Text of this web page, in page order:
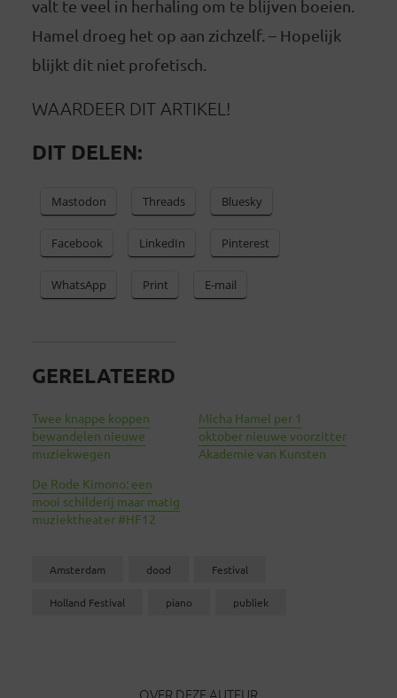
valt te veel in herhaling om te blijven boeien.
Hamel droeg het op aan zichzelf. – Hopelijk
blijkt dit niet profetisch.
WAARDEER DIT ARTIKEL!
DIT DELEN:
Mastodon Threads Bluesky
Facebook LinkedIn Pinterest
WhatsApp Print E-mail
GERELATEERD
Twee knappe koppen
bewandelen nieuwe
muziekwegen
Micha Hamel per 1
oktober nieuwe voorzitter
Akademie van Kunsten
De Rode Kimono: een
mooi schilderij maar matig
muziektheater #HF12
Amsterdam dood Festival
Holland Festival piano publiek
OVER DEZE AUTEUR